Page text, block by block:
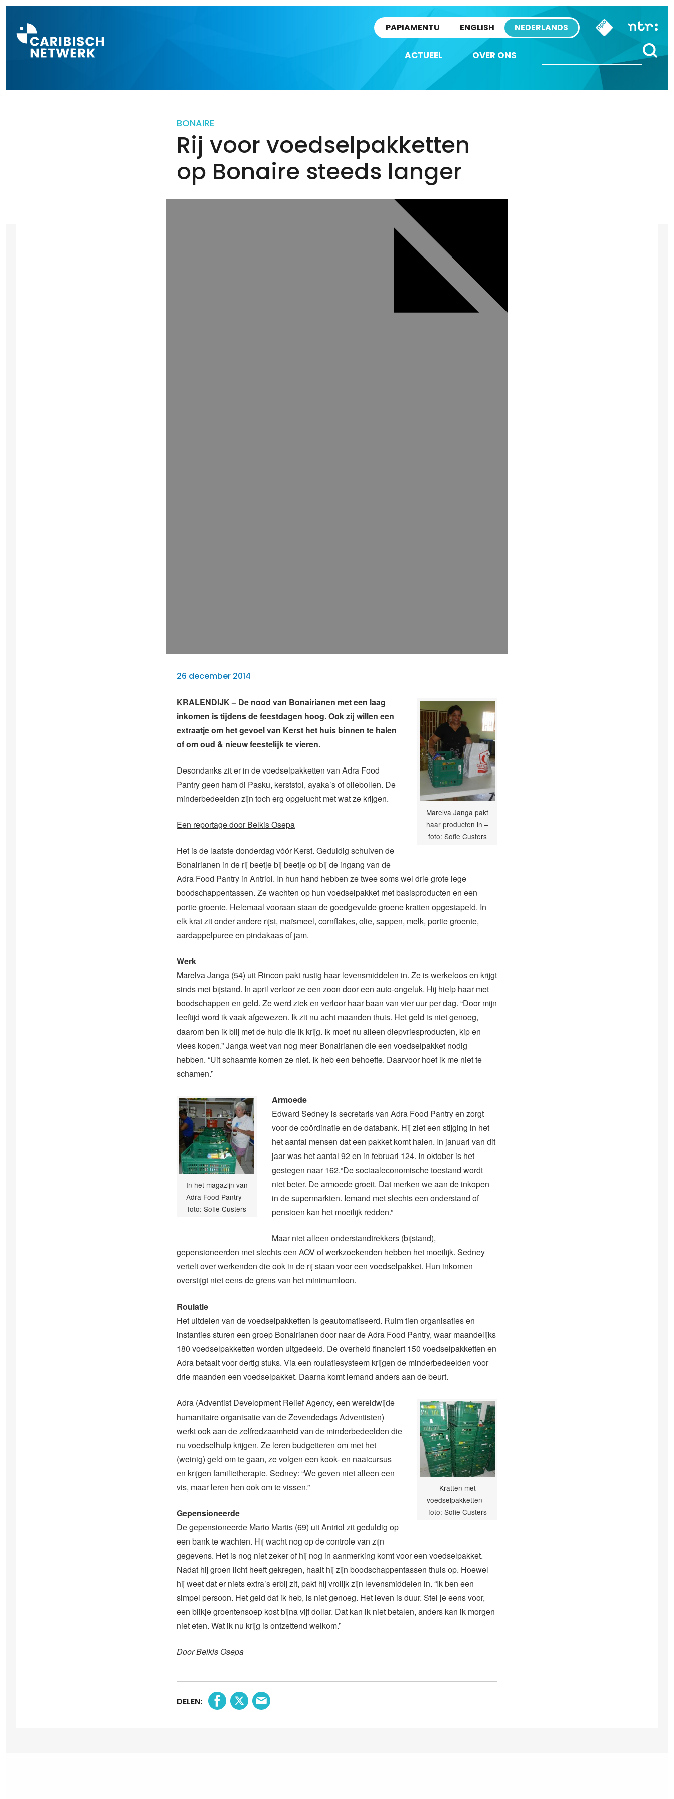
PAPIAMENTU ENGLISH NEDERLANDS
ACTUEEL OVER ONS
BONAIRE
Rij voor voedselpakketten
op Bonaire steeds langer
26 december 2014
Marelva Janga pakt
haar producten in –
foto: Sofie Custers
KRALENDIJK – De nood van Bonairianen met een laag
inkomen is tijdens de feestdagen hoog. Ook zij willen een
extraatje om het gevoel van Kerst het huis binnen te halen
of om oud & nieuw feestelijk te vieren.
Desondanks zit er in de voedselpakketten van Adra Food
Pantry geen ham di Pasku, kerststol, ayaka’s of oliebollen. De
minderbedeelden zijn toch erg opgelucht met wat ze krijgen.
Een reportage door Belkis Osepa
Het is de laatste donderdag vóór Kerst. Geduldig schuiven de
Bonairianen in de rij beetje bij beetje op bij de ingang van de
Adra Food Pantry in Antriol. In hun hand hebben ze twee soms wel drie grote lege
boodschappentassen. Ze wachten op hun voedselpakket met basisproducten en een
portie groente. Helemaal vooraan staan de goedgevulde groene kratten opgestapeld. In
elk krat zit onder andere rijst, maïsmeel, cornflakes, olie, sappen, melk, portie groente,
aardappelpuree en pindakaas of jam.
Werk
Marelva Janga (54) uit Rincon pakt rustig haar levensmiddelen in. Ze is werkeloos en krijgt
sinds mei bijstand. In april verloor ze een zoon door een auto-ongeluk. Hij hielp haar met
boodschappen en geld. Ze werd ziek en verloor haar baan van vier uur per dag. “Door mijn
leeftijd word ik vaak afgewezen. Ik zit nu acht maanden thuis. Het geld is niet genoeg,
daarom ben ik blij met de hulp die ik krijg. Ik moet nu alleen diepvriesproducten, kip en
vlees kopen.” Janga weet van nog meer Bonairianen die een voedselpakket nodig
hebben. “Uit schaamte komen ze niet. Ik heb een behoefte. Daarvoor hoef ik me niet te
schamen.”
In het magazijn van
Adra Food Pantry –
foto: Sofie Custers
Armoede
Edward Sedney is secretaris van Adra Food Pantry en zorgt
voor de coördinatie en de databank. Hij ziet een stijging in het
het aantal mensen dat een pakket komt halen. In januari van dit
jaar was het aantal 92 en in februari 124. In oktober is het
gestegen naar 162.“De sociaaleconomische toestand wordt
niet beter. De armoede groeit. Dat merken we aan de inkopen
in de supermarkten. Iemand met slechts een onderstand of
pensioen kan het moeilijk redden.”
Maar niet alleen onderstandtrekkers (bijstand),
gepensioneerden met slechts een AOV of werkzoekenden hebben het moeilijk. Sedney
vertelt over werkenden die ook in de rij staan voor een voedselpakket. Hun inkomen
overstijgt niet eens de grens van het minimumloon.
Roulatie
Het uitdelen van de voedselpakketten is geautomatiseerd. Ruim tien organisaties en
instanties sturen een groep Bonairianen door naar de Adra Food Pantry, waar maandelijks
180 voedselpakketten worden uitgedeeld. De overheid financiert 150 voedselpakketten en
Adra betaalt voor dertig stuks. Via een roulatiesysteem krijgen de minderbedeelden voor
drie maanden een voedselpakket. Daarna komt iemand anders aan de beurt.
Kratten met
voedselpakketten –
foto: Sofie Custers
Adra (Adventist Development Relief Agency, een wereldwijde
humanitaire organisatie van de Zevendedags Adventisten)
werkt ook aan de zelfredzaamheid van de minderbedeelden die
nu voedselhulp krijgen. Ze leren budgetteren om met het
(weinig) geld om te gaan, ze volgen een kook- en naaicursus
en krijgen familietherapie. Sedney: “We geven niet alleen een
vis, maar leren hen ook om te vissen.”
Gepensioneerde
De gepensioneerde Mario Martis (69) uit Antriol zit geduldig op
een bank te wachten. Hij wacht nog op de controle van zijn
gegevens. Het is nog niet zeker of hij nog in aanmerking komt voor een voedselpakket.
Nadat hij groen licht heeft gekregen, haalt hij zijn boodschappentassen thuis op. Hoewel
hij weet dat er niets extra’s erbij zit, pakt hij vrolijk zijn levensmiddelen in. “Ik ben een
simpel persoon. Het geld dat ik heb, is niet genoeg. Het leven is duur. Stel je eens voor,
een blikje groentensoep kost bijna vijf dollar. Dat kan ik niet betalen, anders kan ik morgen
niet eten. Wat ik nu krijg is ontzettend welkom.”
Door Belkis Osepa
DELEN: